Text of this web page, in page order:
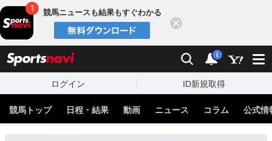
競馬ニュースも結果もすぐわかる
検索 通知
i
ログイン ID新規取得
競馬トップ 日程・結果 動画 ニュース コラム 公式情